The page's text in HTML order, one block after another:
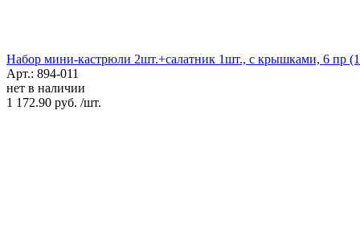
Набор мини-кастрюли 2шт.+салатник 1шт., с крышками, 6 пр
Арт.: 894-011
нет в наличии
1 172.90 руб. /шт.